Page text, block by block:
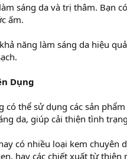
sáng da và trị thâm. Bạn
ấm.
năng làm sáng da hiệu
Dụng
thể sử dụng các sản
da, giúp cải thiện tình
có nhiều loại kem
hay các chiết xuất từ